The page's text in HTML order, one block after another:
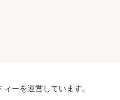
ーを運営しています。